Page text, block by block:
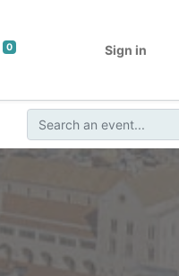
0 Sign in